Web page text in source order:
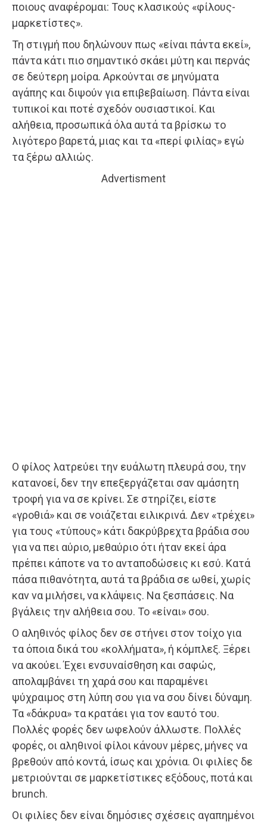
ποιους αναφέρομαι: Τους κλασικούς «φίλους-
μαρκετίστες».
Τη στιγμή που δηλώνουν πως «είναι πάντα εκεί»,
πάντα κάτι πιο σημαντικό σκάει μύτη και περνάς
σε δεύτερη μοίρα. Αρκούνται σε μηνύματα
αγάπης και διψούν για επιβεβαίωση. Πάντα είναι
τυπικοί και ποτέ σχεδόν ουσιαστικοί. Και
αλήθεια, προσωπικά όλα αυτά τα βρίσκω το
λιγότερο βαρετά, μιας και τα «περί φιλίας» εγώ
τα ξέρω αλλιώς.
Advertisment
Ο φίλος λατρεύει την ευάλωτη πλευρά σου, την
κατανοεί, δεν την επεξεργάζεται σαν αμάσητη
τροφή για να σε κρίνει. Σε στηρίζει, είστε
«γροθιά» και σε νοιάζεται ειλικρινά. Δεν «τρέχει»
για τους «τύπους» κάτι δακρύβρεχτα βράδια σου
για να πει αύριο, μεθαύριο ότι ήταν εκεί άρα
πρέπει κάποτε να το ανταποδώσεις κι εσύ. Κατά
πάσα πιθανότητα, αυτά τα βράδια σε ωθεί, χωρίς
καν να μιλήσει, να κλάψεις. Να ξεσπάσεις. Να
βγάλεις την αλήθεια σου. Το «είναι» σου.
Ο αληθινός φίλος δεν σε στήνει στον τοίχο για
τα όποια δικά του «κολλήματα», ή κόμπλεξ. Ξέρει
να ακούει. Έχει ενσυναίσθηση και σαφώς,
απολαμβάνει τη χαρά σου και παραμένει
ψύχραιμος στη λύπη σου για να σου δίνει δύναμη.
Τα «δάκρυα» τα κρατάει για τον εαυτό του.
Πολλές φορές δεν ωφελούν άλλωστε. Πολλές
φορές, οι αληθινοί φίλοι κάνουν μέρες, μήνες να
βρεθούν από κοντά, ίσως και χρόνια. Οι φιλίες δε
μετριούνται σε μαρκετίστικες εξόδους, ποτά και
brunch.
Οι φιλίες δεν είναι δημόσιες σχέσεις αγαπημένοι